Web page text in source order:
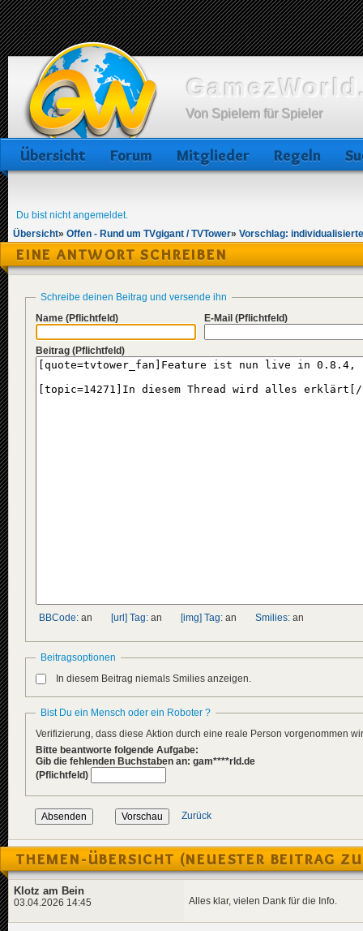
Von Spielern für Spieler
Übersicht Forum Mitglieder Regeln
Du bist nicht angemeldet.
Übersicht» Offen - Rund um TVgigant / TVTower» Vorschlag:
EINE ANTWORT SCHREIBEN
Schreibe deinen Beitrag und versende ihn
Name (Pflichtfeld) E-Mail (Pflichtfeld)
Beitrag (Pflichtfeld)
BBCode: an [url] Tag: an [img] Tag: an Smilies: an
Beitragsoptionen
In diesem Beitrag niemals Smilies anzeigen.
Bist Du ein Mensch oder ein Roboter ?
Verifizierung, dass diese Aktion durch eine reale Person vorgenommen
Bitte beantworte folgende Aufgabe:
Gib die fehlenden Buchstaben an: gam****rld.de
(Pflichtfeld)
Zurück
THEMEN-ÜBERSICHT (NEUESTER BEITRAG
Klotz am Bein
03.04.2026 14:45 Alles klar, vielen Dank für die Info.